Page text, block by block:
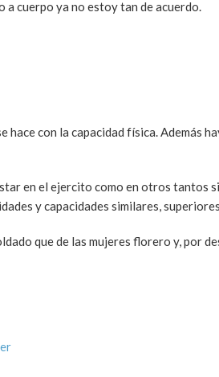
a cuerpo ya no estoy tan de acuerdo.
con la capacidad física. Además
en el ejercito como en otros tantos
y capacidades similares,
que de las mujeres florero y, por